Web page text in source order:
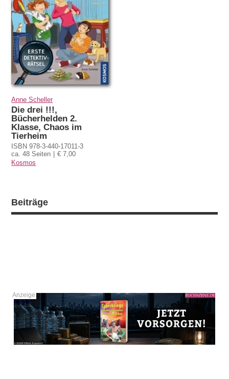
Anne Scheller
Die drei !!!,
Bücherhelden 2.
Klasse, Chaos im
Tierheim
ISBN 978-3-440-17011-3
ca. 48 Seiten
€ 7,00
Kosmos
Beiträge